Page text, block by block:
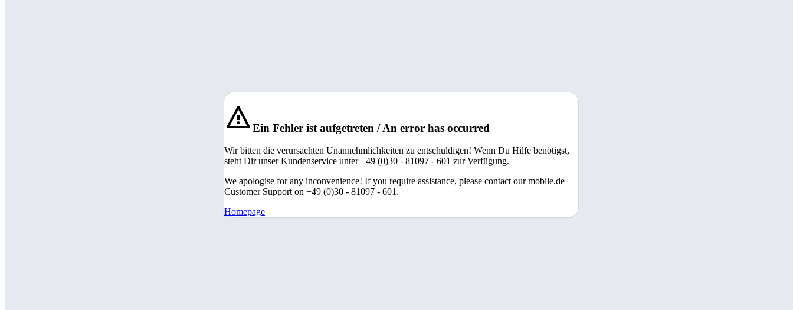
Ein Fehler ist aufgetreten / An error has occurred
Wir bitten die verursachten Unannehmlichkeiten zu entschuldigen! Wenn Du Hilfe benötigst,
steht Dir unser Kundenservice unter +49 (0)30 - 81097 - 601 zur Verfügung.
We apologise for any inconvenience! If you require assistance, please contact our mobile.de
Customer Support on +49 (0)30 - 81097 - 601.
Homepage